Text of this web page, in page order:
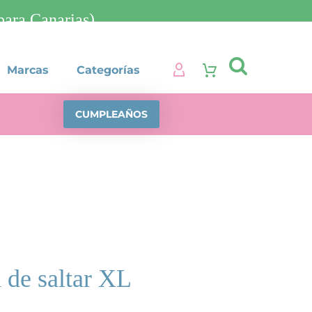
Canarias)
Marcas Categorías 
CUMPLEAÑOS
de saltar XL